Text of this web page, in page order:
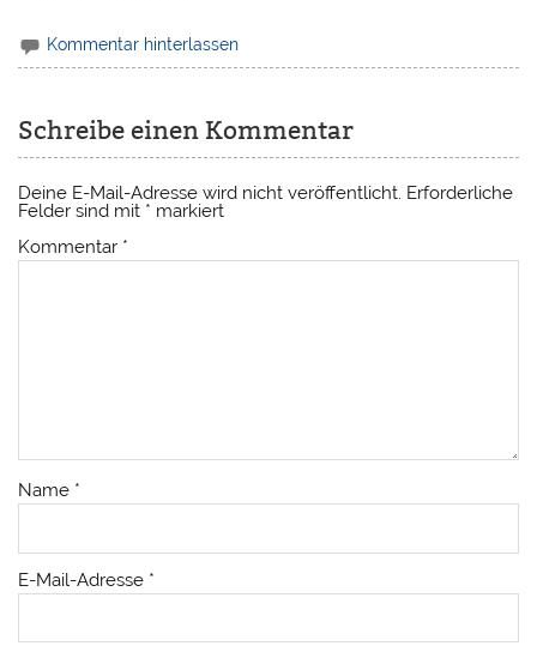
Kommentar hinterlassen
Schreibe einen Kommentar
Deine E-Mail-Adresse wird nicht veröffentlicht. Erforderliche
Felder sind mit * markiert
Kommentar *
Name *
E-Mail-Adresse *